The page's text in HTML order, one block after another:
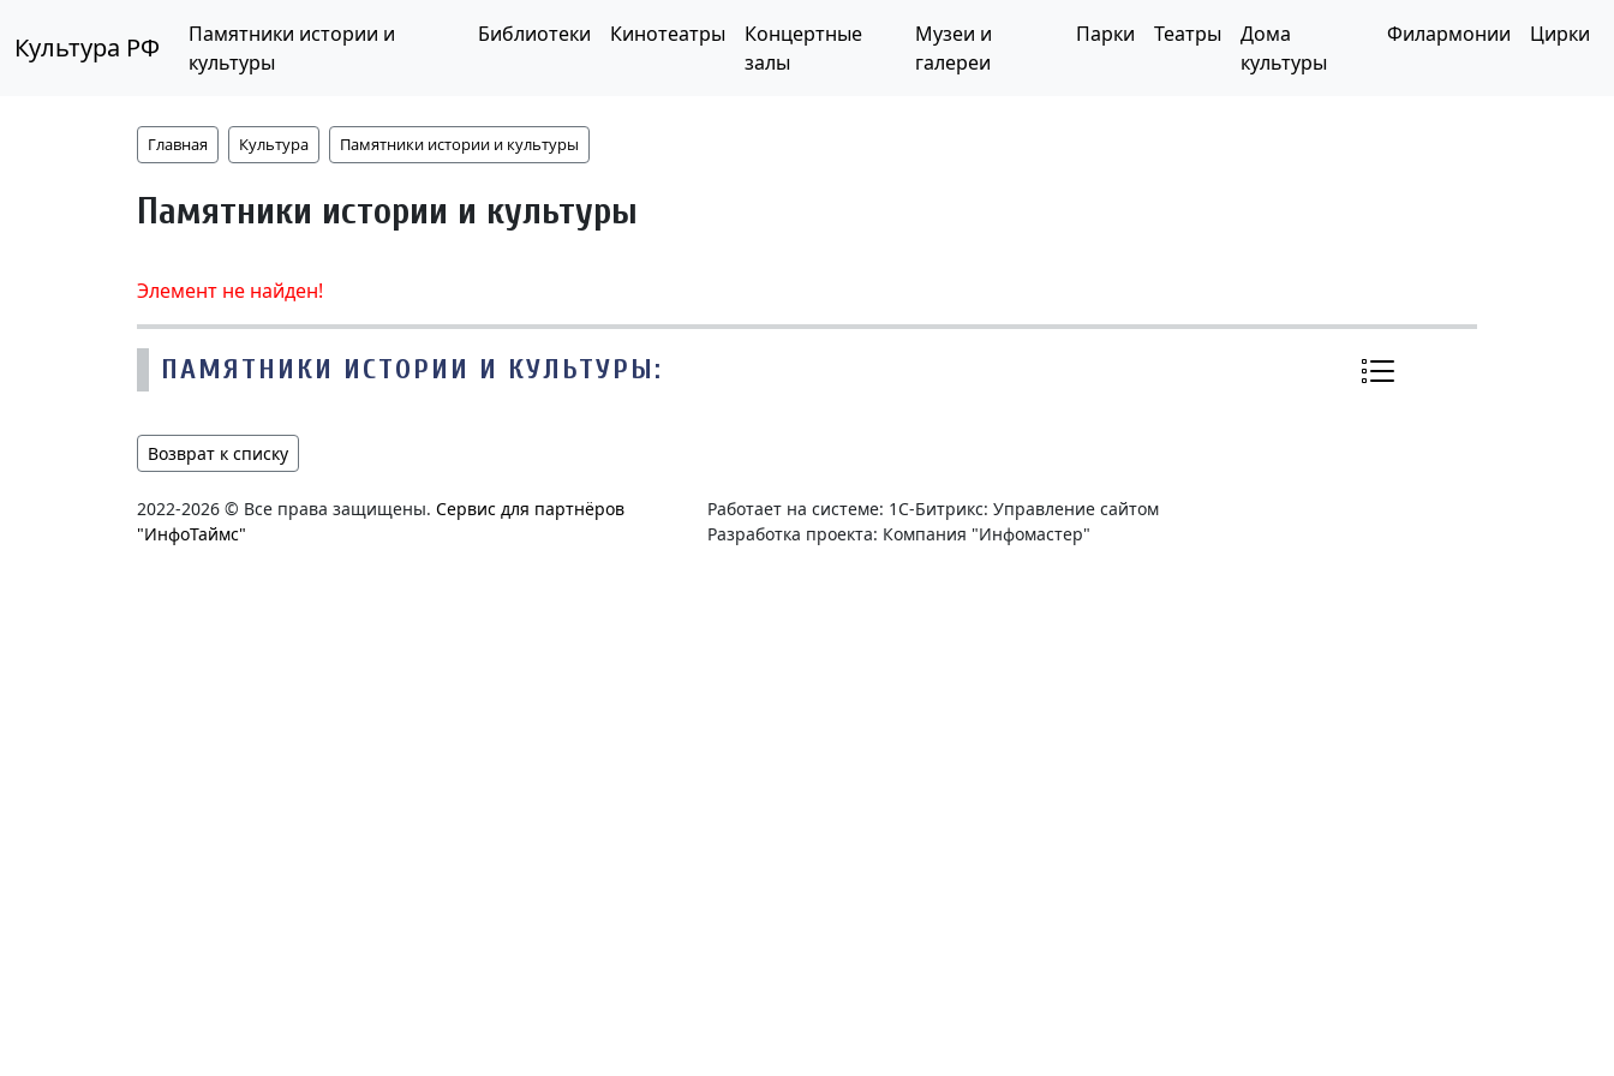
Культура РФ
Памятники истории и
культуры
Библиотеки Кинотеатры
Концертные
залы
Музеи и
галереи
Парки Театры
Дома
культуры
Филармонии Цирки
Главная Культура Памятники истории и культуры
Памятники истории и культуры
Элемент не найден!
ПАМЯТНИКИ ИСТОРИИ И КУЛЬТУРЫ:
Возврат к списку
2022-2026 © Все права защищены. Сервис для партнёров
"ИнфоТаймс"
Работает на системе: 1С-Битрикс: Управление сайтом
Разработка проекта: Компания "Инфомастер"